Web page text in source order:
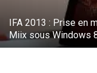
IFA 2013 : Prise en
Miix sous Windows